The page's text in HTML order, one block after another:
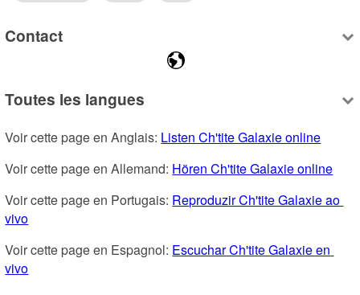
Contact
Toutes les langues
Voir cette page en Anglais: Listen Ch'tite Galaxie online
Voir cette page en Allemand: Hören Ch'tite Galaxie online
Voir cette page en Portugais: Reproduzir Ch'tite Galaxie ao
vivo
Voir cette page en Espagnol: Escuchar Ch'tite Galaxie en
vivo